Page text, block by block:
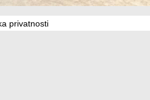
privatnosti